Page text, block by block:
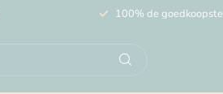
100% de goedkoopste